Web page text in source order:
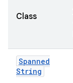
Class
Spanned
String